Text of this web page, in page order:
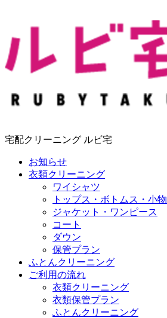
宅配クリーニング ルビ宅
お知らせ
衣類クリーニング
ワイシャツ
トップス・ボトムス・小物
ジャケット・ワンピース
コート
ダウン
保管プラン
ふとんクリーニング
ご利用の流れ
衣類クリーニング
衣類保管プラン
ふとんクリーニング